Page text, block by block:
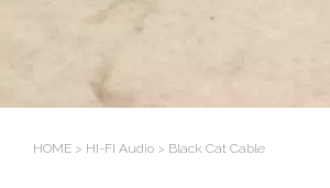
HOME > HI-FI Audio > Black Cat Cable